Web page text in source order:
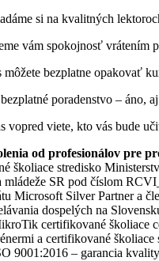
si na kvalitných
vám spokojnosť vrátením
môžete bezplatne opakovať
poradenstvo – áno,
vopred viete, kto vás bude
od profesionálov pre
školiace stredisko
SR pod číslom
Microsoft Silver Partner a
dospelých na
certifikované školiace
​​​​​​​​​​a certifikované školiace
9001:2016 – garancia